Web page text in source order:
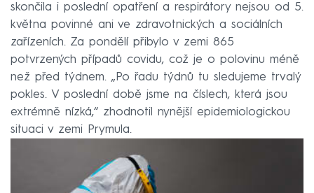
skončila i poslední opatření a respirátory nejsou od 5.
května povinné ani ve zdravotnických a sociálních
zařízeních. Za pondělí přibylo v zemi 865
potvrzených případů covidu, což je o polovinu méně
než před týdnem. „Po řadu týdnů tu sledujeme trvalý
pokles. V poslední době jsme na číslech, která jsou
extrémně nízká,“ zhodnotil nynější epidemiologickou
situaci v zemi Prymula.